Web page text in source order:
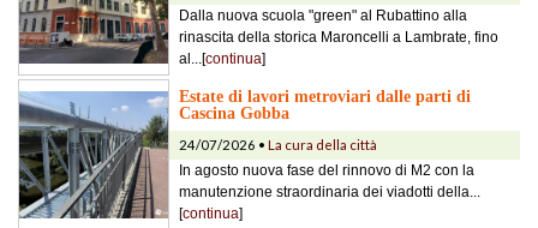
Dalla nuova scuola "green" al Rubattino alla
rinascita della storica Maroncelli a Lambrate, fino
al...[continua]
Estate di lavori metroviari dalle parti di
Cascina Gobba
24/07/2026 • La cura della città
In agosto nuova fase del rinnovo di M2 con la
manutenzione straordinaria dei viadotti della...
[continua]